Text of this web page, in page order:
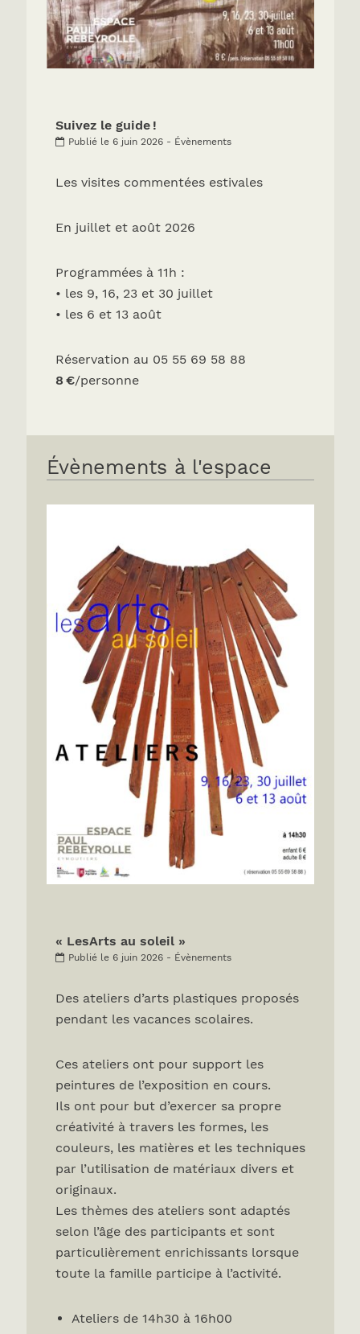
Suivez le guide !
Publié le 6 juin 2026 - Évènements
Les visites commentées estivales
En juillet et août 2026
Programmées à 11h :
• les 9, 16, 23 et 30 juillet
• les 6 et 13 août
Réservation au 05 55 69 58 88
8 €/personne
Évènements à l'espace
« LesArts au soleil »
Publié le 6 juin 2026 - Évènements
Des ateliers d’arts plastiques proposés
pendant les vacances scolaires.
Ces ateliers ont pour support les
peintures de l’exposition en cours.
Ils ont pour but d’exercer sa propre
créativité à travers les formes, les
couleurs, les matières et les techniques
par l’utilisation de matériaux divers et
originaux.
Les thèmes des ateliers sont adaptés
selon l’âge des participants et sont
particulièrement enrichissants lorsque
toute la famille participe à l’activité.
Ateliers de 14h30 à 16h00